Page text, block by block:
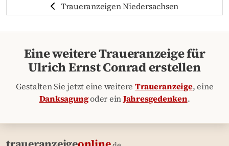
Traueranzeigen Niedersachsen
Eine weitere Traueranzeige für
Ulrich Ernst Conrad erstellen
Gestalten Sie jetzt eine weitere Traueranzeige, eine
Danksagungoder einJahresgedenken.